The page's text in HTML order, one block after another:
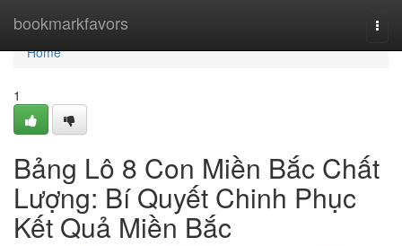
bookmarkfavors
Home
Home
1
Bảng Lô 8 Con Miền Bắc Chất
Lượng: Bí Quyết Chinh Phục
Kết Quả Miền Bắc